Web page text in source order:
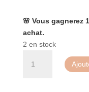
🌸 Vous gagnerez
achat.
2 en stock